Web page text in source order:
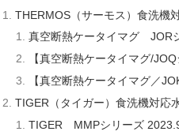
THERMOS（サーモス）食洗機
真空断熱ケータイマグ JOR
【真空断熱ケータイマグ/JOQ
【真空断熱ケータイマグ／
TIGER（タイガー）食洗機対応
TIGER MMPシリーズ